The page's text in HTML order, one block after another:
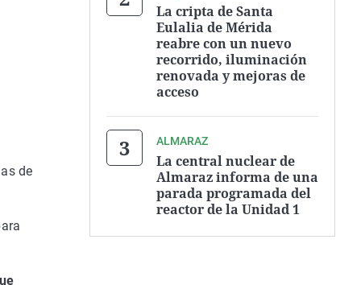
de
La cripta de Santa
Eulalia de Mérida
reabre con un nuevo
recorrido, iluminación
renovada y mejoras de
acceso
ALMARAZ
La central nuclear de
Almaraz informa de una
parada programada del
reactor de la Unidad 1